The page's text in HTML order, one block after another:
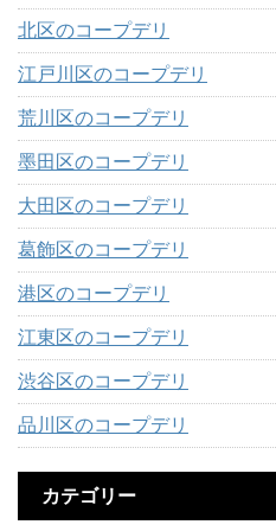
北区のコープデリ
江戸川区のコープデリ
荒川区のコープデリ
墨田区のコープデリ
大田区のコープデリ
葛飾区のコープデリ
港区のコープデリ
江東区のコープデリ
渋谷区のコープデリ
品川区のコープデリ
カテゴリー